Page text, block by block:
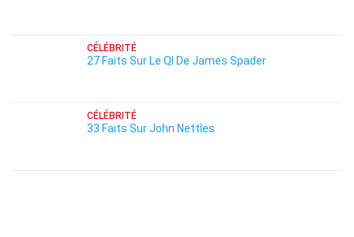
CÉLÉBRITÉ
27 Faits Sur Le QI De James Spader
CÉLÉBRITÉ
33 Faits Sur John Nettles